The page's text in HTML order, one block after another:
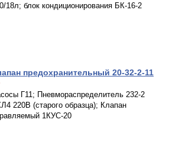
18л; блок кондиционирования БК-16-2
предохранительный 20-32-2-11
Г11; Пневмораспределитель 232-2
220В (старого образца); Клапан
1КУС-20